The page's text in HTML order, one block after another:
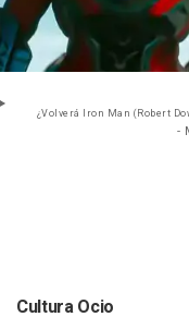
¿Volverá Iron Man (Robert
-
Cultura Ocio